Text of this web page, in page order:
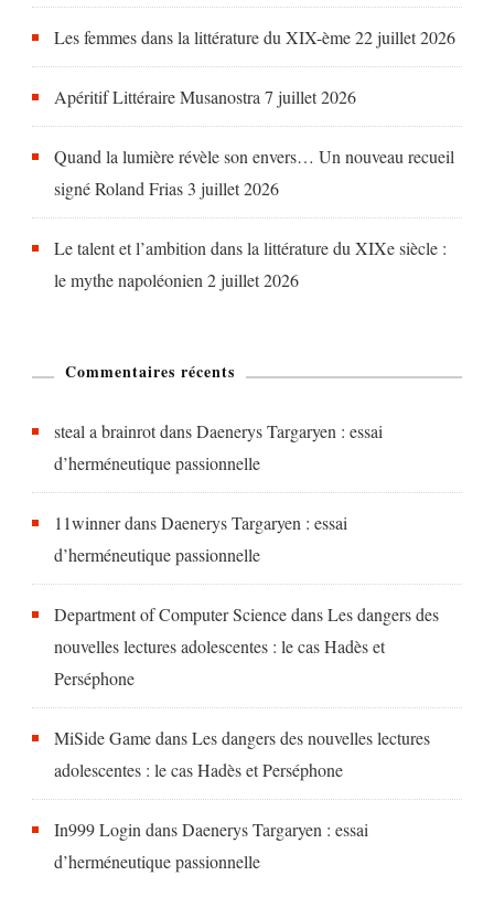
Les femmes dans la littérature du XIX-ème22 juillet 2026
Apéritif Littéraire Musanostra 7 juillet 2026
Quand la lumière révèle son envers… Un nouveau recueil
signé Roland Frias 3 juillet 2026
Le talent et l’ambition dans la littérature du XIXe siècle :
le mythe napoléonien 2 juillet 2026
Commentaires récents
steal a brainrotdansDaenerys Targaryen : essai
d’herméneutique passionnelle
11winnerdansDaenerys Targaryen : essai
d’herméneutique passionnelle
Department of Computer SciencedansLes dangers des
nouvelles lectures adolescentes : le cas Hadès et
Perséphone
MiSide GamedansLes dangers des nouvelles lectures
adolescentes : le cas Hadès et Perséphone
In999 Login dansDaenerys Targaryen : essai
d’herméneutique passionnelle